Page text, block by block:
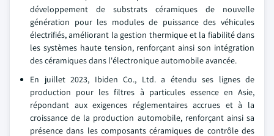
développement de substrats céramiques de nouvelle
génération pour les modules de puissance des véhicules
électrifiés, améliorant la gestion thermique et la fiabilité dans
les systèmes haute tension, renforçant ainsi son intégration
des céramiques dans l'électronique automobile avancée.
En juillet 2023, Ibiden Co., Ltd. a étendu ses lignes de
production pour les filtres à particules essence en Asie,
répondant aux exigences réglementaires accrues et à la
croissance de la production automobile, renforçant ainsi sa
présence dans les composants céramiques de contrôle des